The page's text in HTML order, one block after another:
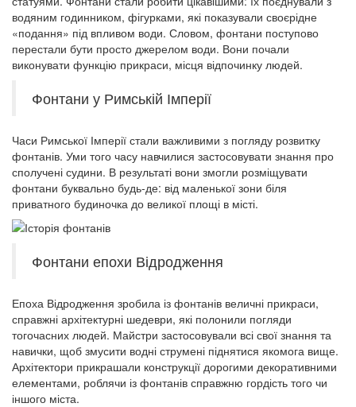
водяним годинником, фігурками, які показували своєрідне
«подання» під впливом води. Словом, фонтани поступово
перестали бути просто джерелом води. Вони почали
виконувати функцію прикраси, місця відпочинку людей.
Фонтани у Римській Імперії
Часи Римської Імперії стали важливими з погляду розвитку
фонтанів. Уми того часу навчилися застосовувати знання про
сполучені судини. В результаті вони змогли розміщувати
фонтани буквально будь-де: від маленької зони біля
приватного будиночка до великої площі в місті.
Фонтани епохи Відродження
Епоха Відродження зробила із фонтанів величні прикраси,
справжні архітектурні шедеври, які полонили погляди
тогочасних людей. Майстри застосовували всі свої знання та
навички, щоб змусити водні струмені піднятися якомога вище.
Архітектори прикрашали конструкції дорогими декоративними
елементами, роблячи із фонтанів справжню гордість того чи
іншого міста.